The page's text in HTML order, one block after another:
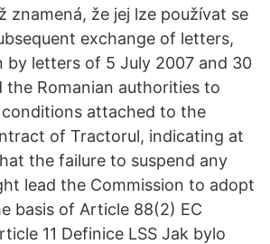
znamená, že jej lze používat se
exchange of letters,
by letters of 5 July 2007 and 30
the Romanian authorities to
attached to the
of Tractorul, indicating at
the failure to suspend any
lead the Commission to adopt
basis of Article 88(2) EC
11 Definice LSS Jak bylo